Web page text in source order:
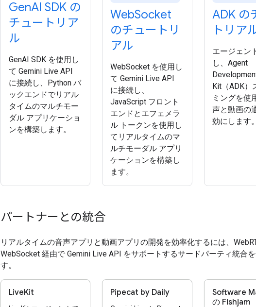
GenAI SDK の
チュートリア
ル
GenAI SDK を使用し
て Gemini Live API
に接続し、Python バ
ックエンドでリアル
タイムのマルチモー
ダル アプリケーショ
ンを構築します。
WebSocket
のチュートリ
アル
WebSocket を使用し
て Gemini Live API
に接続し、
JavaScript フロント
エンドとエフェメラ
ル トークンを使用し
てリアルタイムのマ
ルチモーダル アプリ
ケーションを構築し
ます。
ADK の
トリア
エージェン
し、Agent
Kit（ADK）
ミングを使
声と動画の
効にします。
パートナーとの統合
リアルタイムの音声アプリと動画アプリの開発を効率化するには、
WebSocket 経由で Gemini Live API をサポートするサードパーティ統合
す。
LiveKit Pipecat by Daily
Software
の Fishjam